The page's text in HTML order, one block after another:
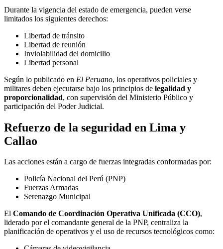
Durante la vigencia del estado de emergencia, pueden verse
limitados los siguientes derechos:
Libertad de tránsito
Libertad de reunión
Inviolabilidad del domicilio
Libertad personal
Según lo publicado en El Peruano, los operativos policiales y
militares deben ejecutarse bajo los principios de legalidad y
proporcionalidad, con supervisión del Ministerio Público y
participación del Poder Judicial.
Refuerzo de la seguridad en Lima y
Callao
Las acciones están a cargo de fuerzas integradas conformadas por:
Policía Nacional del Perú (PNP)
Fuerzas Armadas
Serenazgo Municipal
El Comando de Coordinación Operativa Unificada (CCO),
liderado por el comandante general de la PNP, centraliza la
planificación de operativos y el uso de recursos tecnológicos como: